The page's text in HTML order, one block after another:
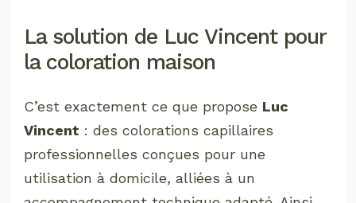
La solution de Luc Vincent pour
la coloration maison
C’est exactement ce que propose Luc
Vincent : des colorations capillaires
professionnelles conçues pour une
utilisation à domicile, alliées à un